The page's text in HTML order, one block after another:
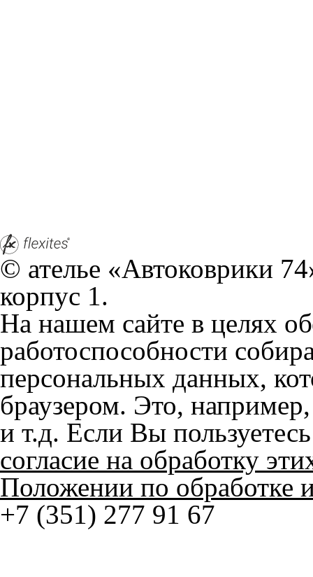
работоспособности
персональных данных,
браузером. Это,
и т.д. Если Вы
согласие на обработку
Положении по обработке
+7 (351) 277 91 67